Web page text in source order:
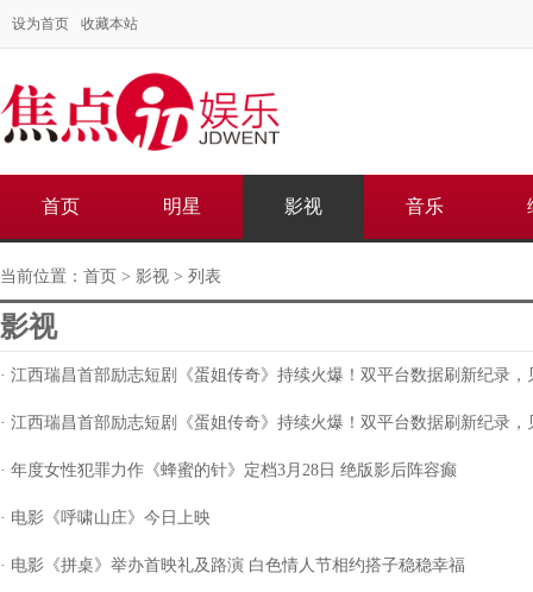
设为首页 收藏本站
首页 明星 影视 音乐
当前位置： 首页 > 影视 > 列表
影视
· 江西瑞昌首部励志短剧《蛋姐传奇》持续火爆！双平台数据刷新纪录，
· 江西瑞昌首部励志短剧《蛋姐传奇》持续火爆！双平台数据刷新纪录，
· 年度女性犯罪力作《蜂蜜的针》定档3月28日 绝版影后阵容癫
· 电影《呼啸山庄》今日上映
· 电影《拼桌》举办首映礼及路演 白色情人节相约搭子稳稳幸福